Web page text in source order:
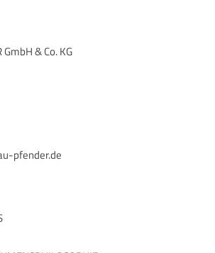
GmbH & Co. KG
pfender.de